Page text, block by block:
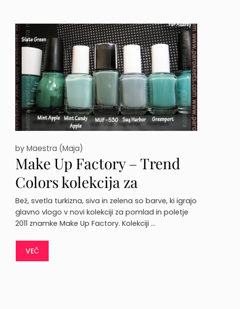
Make Up Factory – Trend
Colors kolekcija za
pomlad/poletje 2011
byMaestra (Maja)
Bež, svetla turkizna, siva in zelena so barve, ki igrajo
glavno vlogo v novi kolekciji za pomlad in poletje
2011 znamke Make Up Factory. Kolekciji …
VEČ